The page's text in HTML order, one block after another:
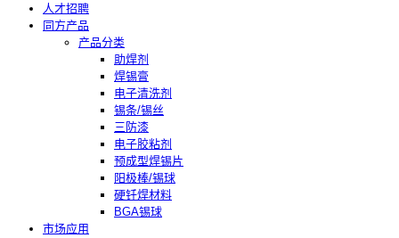
人才招聘
同方产品
产品分类
助焊剂
焊锡膏
电子清洗剂
锡条/锡丝
三防漆
电子胶粘剂
预成型焊锡片
阳极棒/锡球
硬钎焊材料
BGA锡球
市场应用